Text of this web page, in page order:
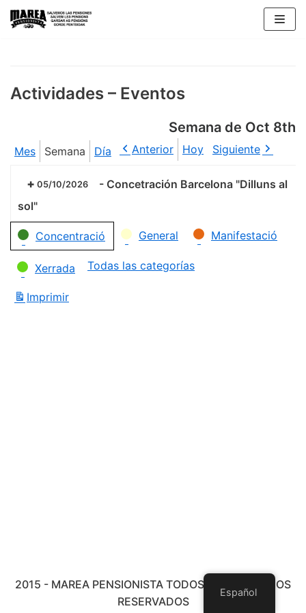
Saltar
Actividades – Eventos
Semana de Oct 8th
Mes Semana Día Anterior Hoy Siguiente
05/10/2026 - Concetración Barcelona "Dilluns al
sol"
Categorías
Concentració General Manifestació
Xerrada Todas las categorías
Imprimir
2015 - MAREA PENSIONISTA TODOS LOS DERECHOS
RESERVADOS
Español